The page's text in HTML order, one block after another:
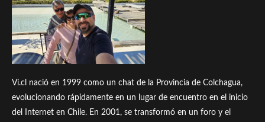
Vi.cl nació en 1999 como un chat de la Provincia de Colchagua,
evolucionando rápidamente en un lugar de encuentro en el inicio
del Internet en Chile. En 2001, se transformó en un foro y el